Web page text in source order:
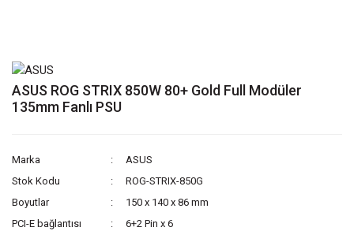
ASUS ROG STRIX 850W 80+ Gold Full Modüler
135mm Fanlı PSU
Marka
ASUS
Stok Kodu
ROG-STRIX-850G
Boyutlar
150 x 140 x 86 mm
PCI-E bağlantısı
6+2 Pin x 6